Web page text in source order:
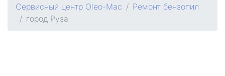
Сервисный центр Oleo-Mac
Ремонт бензопил
город Руза